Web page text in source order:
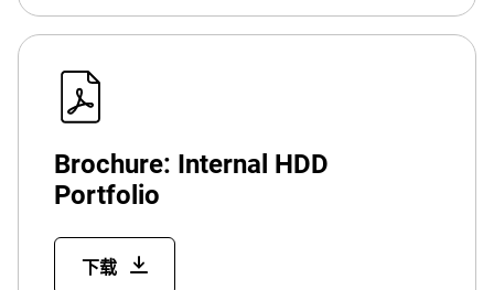
Brochure: Internal HDD
Portfolio
下载